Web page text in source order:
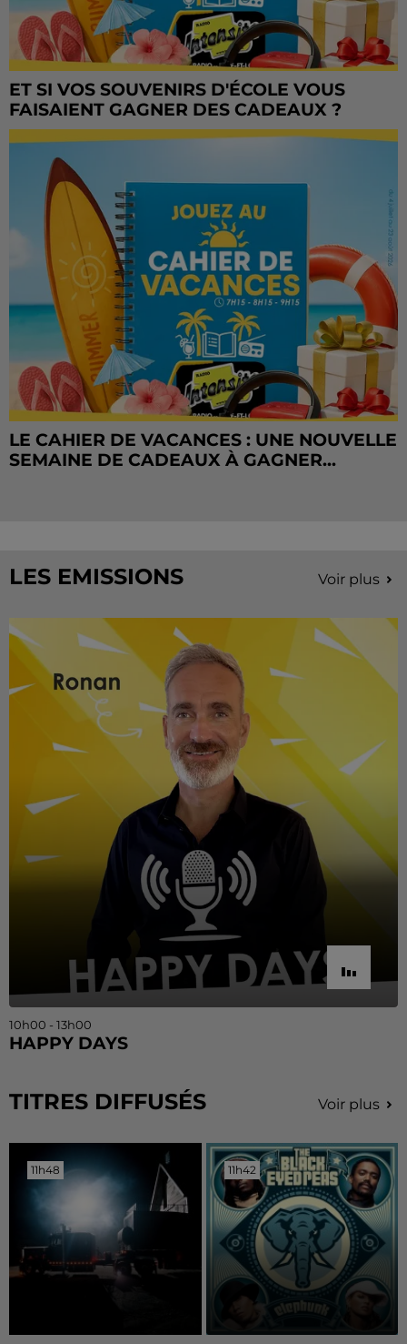
ET SI VOS SOUVENIRS D'ÉCOLE VOUS
FAISAIENT GAGNER DES CADEAUX ?
LE CAHIER DE VACANCES : UNE NOUVELLE
SEMAINE DE CADEAUX À GAGNER...
LES EMISSIONS Voir plus
10h00 - 13h00
HAPPY DAYS
TITRES DIFFUSÉS Voir plus
11h48
11h48 11h42
11h42